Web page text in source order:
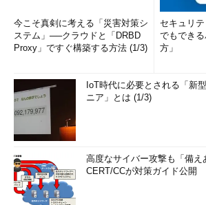
今こそ真剣に考える「災害対策シ
ステム」──クラウドと「DRBD
Proxy」ですぐ構築する方法 (1/3)
セキュリ
でもでき
方」
IoT時代に必要とされる「新
ニア」とは (1/3)
高度なサイバー攻撃も「備
CERT/CCが対策ガイド公開